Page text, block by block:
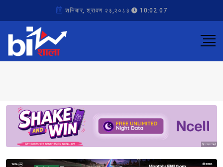
शनिबार, श्रावण २३,२०८३ 10:02:07
Sponsored